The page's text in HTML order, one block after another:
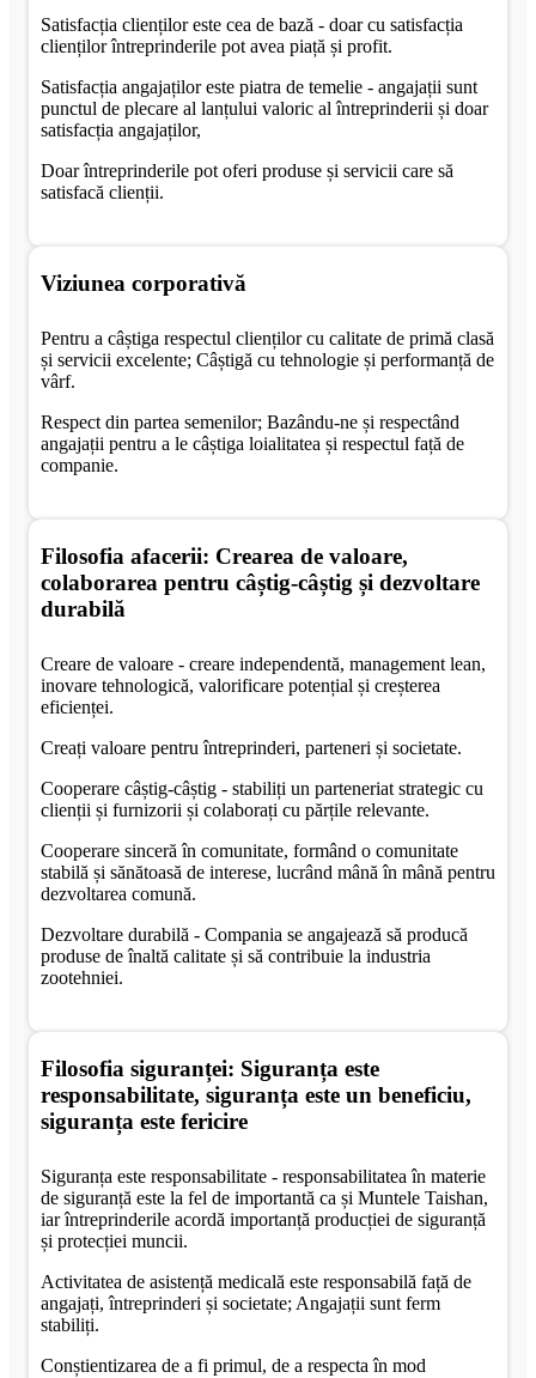
Satisfacția clienților este cea de bază - doar cu satisfacția
clienților întreprinderile pot avea piață și profit.
Satisfacția angajaților este piatra de temelie - angajații sunt
punctul de plecare al lanțului valoric al întreprinderii și doar
satisfacția angajaților,
Doar întreprinderile pot oferi produse și servicii care să
satisfacă clienții.
Viziunea corporativă
Pentru a câștiga respectul clienților cu calitate de primă clasă
și servicii excelente; Câștigă cu tehnologie și performanță de
vârf.
Respect din partea semenilor; Bazându-ne și respectând
angajații pentru a le câștiga loialitatea și respectul față de
companie.
Filosofia afacerii: Crearea de valoare,
colaborarea pentru câștig-câștig și dezvoltare
durabilă
Creare de valoare - creare independentă, management lean,
inovare tehnologică, valorificare potențial și creșterea
eficienței.
Creați valoare pentru întreprinderi, parteneri și societate.
Cooperare câștig-câștig - stabiliți un parteneriat strategic cu
clienții și furnizorii și colaborați cu părțile relevante.
Cooperare sinceră în comunitate, formând o comunitate
stabilă și sănătoasă de interese, lucrând mână în mână pentru
dezvoltarea comună.
Dezvoltare durabilă - Compania se angajează să producă
produse de înaltă calitate și să contribuie la industria
zootehniei.
Filosofia siguranței: Siguranța este
responsabilitate, siguranța este un beneficiu,
siguranța este fericire
Siguranța este responsabilitate - responsabilitatea în materie
de siguranță este la fel de importantă ca și Muntele Taishan,
iar întreprinderile acordă importanță producției de siguranță
și protecției muncii.
Activitatea de asistență medicală este responsabilă față de
angajați, întreprinderi și societate; Angajații sunt ferm
stabiliți.
Conștientizarea de a fi primul, de a respecta în mod